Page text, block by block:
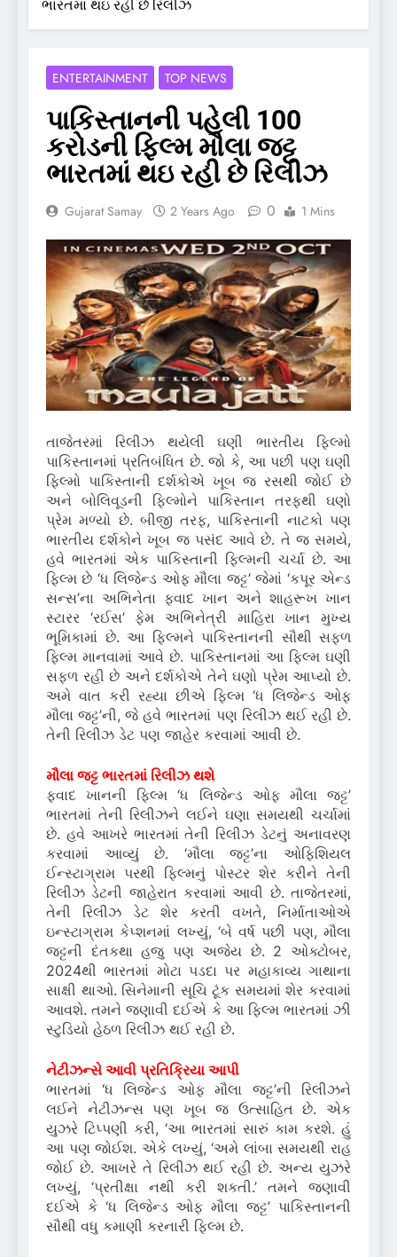
ભારતમાં થઇ રહી છે રિલીઝ
ENTERTAINMENT TOP NEWS
પાકિસ્તાનની પહેલી 100
કરોડની ફિલ્મ મૌલા જટ્ટ
ભારતમાં થઇ રહી છે રિલીઝ
Gujarat Samay 2 Years Ago 0 1 Mins
તાજેતરમાં રિલીઝ થયેલી ઘણી ભારતીય ફિલ્મો
પાકિસ્તાનમાં પ્રતિબંધિત છે. જો કે, આ પછી પણ ઘણી
ફિલ્મો પાકિસ્તાની દર્શકોએ ખૂબ જ રસથી જોઈ છે
અને બોલિવૂડની ફિલ્મોને પાકિસ્તાન તરફથી ઘણો
પ્રેમ મળ્યો છે. બીજી તરફ, પાકિસ્તાની નાટકો પણ
ભારતીય દર્શકોને ખૂબ જ પસંદ આવે છે. તે જ સમયે,
હવે ભારતમાં એક પાકિસ્તાની ફિલ્મની ચર્ચા છે. આ
ફિલ્મ છે ‘ધ લિજેન્ડ ઓફ મૌલા જટ્ટ’ જેમાં ‘કપૂર એન્ડ
સન્સ’ના અભિનેતા ફવાદ ખાન અને શાહરૂખ ખાન
સ્ટારર ‘રઈસ’ ફેમ અભિનેત્રી માહિરા ખાન મુખ્ય
ભૂમિકામાં છે. આ ફિલ્મને પાકિસ્તાનની સૌથી સફળ
ફિલ્મ માનવામાં આવે છે. પાકિસ્તાનમાં આ ફિલ્મ ઘણી
સફળ રહી છે અને દર્શકોએ તેને ઘણો પ્રેમ આપ્યો છે.
અમે વાત કરી રહ્યા છીએ ફિલ્મ ‘ધ લિજેન્ડ ઓફ
મૌલા જટ્ટ’ની, જે હવે ભારતમાં પણ રિલીઝ થઈ રહી છે.
તેની રિલીઝ ડેટ પણ જાહેર કરવામાં આવી છે.
મૌલા જટ્ટ ભારતમાં રિલીઝ થશે
ફવાદ ખાનની ફિલ્મ ‘ધ લિજેન્ડ ઓફ મૌલા જટ્ટ’
ભારતમાં તેની રિલીઝને લઈને ઘણા સમયથી ચર્ચામાં
છે. હવે આખરે ભારતમાં તેની રિલીઝ ડેટનું અનાવરણ
કરવામાં આવ્યું છે. ‘મૌલા જટ્ટ’ના ઓફિશિયલ
ઈન્સ્ટાગ્રામ પરથી ફિલ્મનું પોસ્ટર શેર કરીને તેની
રિલીઝ ડેટની જાહેરાત કરવામાં આવી છે. તાજેતરમાં,
તેની રિલીઝ ડેટ શેર કરતી વખતે, નિર્માતાઓએ
ઇન્સ્ટાગ્રામ કેપ્શનમાં લખ્યું, ‘બે વર્ષ પછી પણ, મૌલા
જટ્ટની દંતકથા હજુ પણ અજેય છે. 2 ઓક્ટોબર,
2024થી ભારતમાં મોટા પડદા પર મહાકાવ્ય ગાથાના
સાક્ષી થાઓ. સિનેમાની સૂચિ ટૂંક સમયમાં શેર કરવામાં
આવશે. તમને જણાવી દઈએ કે આ ફિલ્મ ભારતમાં ઝી
સ્ટુડિયો હેઠળ રિલીઝ થઈ રહી છે.
નેટીઝન્સે આવી પ્રતિક્રિયા આપી
ભારતમાં ‘ધ લિજેન્ડ ઓફ મૌલા જટ્ટ’ની રિલીઝને
લઈને નેટીઝન્સ પણ ખૂબ જ ઉત્સાહિત છે. એક
યુઝરે ટિપ્પણી કરી, ‘આ ભારતમાં સારું કામ કરશે. હું
આ પણ જોઈશ. એકે લખ્યું, ‘અમે લાંબા સમયથી રાહ
જોઈ છે. આખરે તે રિલીઝ થઈ રહી છે. અન્ય યુઝરે
લખ્યું, ‘પ્રતીક્ષા નથી કરી શકતી.’ તમને જણાવી
દઈએ કે ‘ધ લિજેન્ડ ઓફ મૌલા જટ્ટ’ પાકિસ્તાનની
સૌથી વધુ કમાણી કરનારી ફિલ્મ છે.